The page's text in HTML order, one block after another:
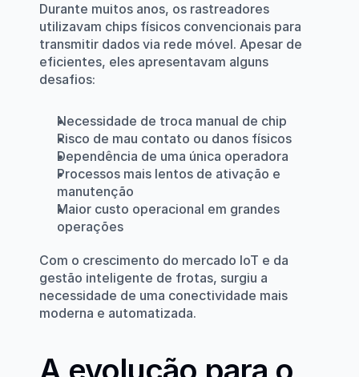
Durante muitos anos, os rastreadores
utilizavam chips físicos convencionais para
transmitir dados via rede móvel. Apesar de
eficientes, eles apresentavam alguns
desafios:
Necessidade de troca manual de chip
Risco de mau contato ou danos físicos
Dependência de uma única operadora
Processos mais lentos de ativação e
manutenção
Maior custo operacional em grandes
operações
Com o crescimento do mercado IoT e da
gestão inteligente de frotas, surgiu a
necessidade de uma conectividade mais
moderna e automatizada.